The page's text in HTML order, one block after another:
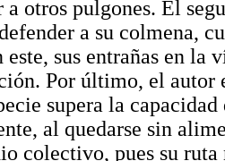
a otros pulgones. El
a su colmena,
este, sus entrañas en la
Por último, el autor
supera la
al quedarse sin
colectivo, pues su